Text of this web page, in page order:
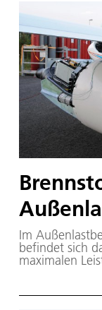
Im
befindet sich
maximalen